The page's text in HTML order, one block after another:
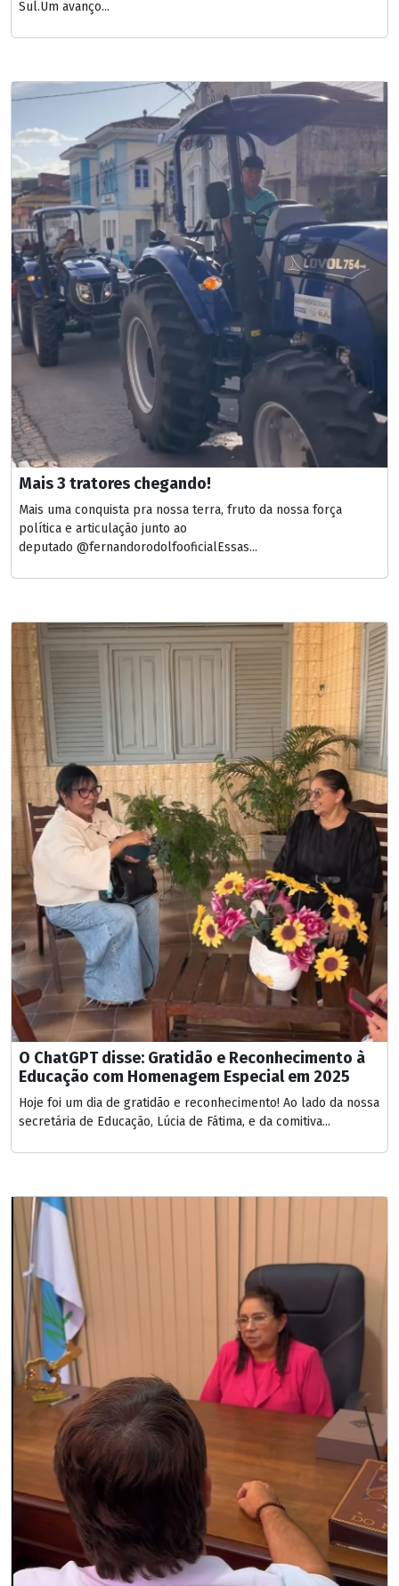
Sul.Um avanço...
Mais 3 tratores chegando!
Mais uma conquista pra nossa terra, fruto da nossa força
política e articulação junto ao
deputado @fernandorodolfooficialEssas...
O ChatGPT disse: Gratidão e Reconhecimento à
Educação com Homenagem Especial em 2025
Hoje foi um dia de gratidão e reconhecimento! Ao lado da nossa
secretária de Educação, Lúcia de Fátima, e da comitiva...